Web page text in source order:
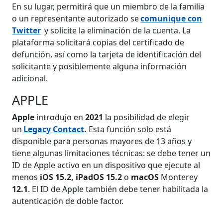
En su lugar, permitirá que un miembro de la familia
o un representante autorizado secomunique con
Twitter y solicite la eliminación de la cuenta. La
plataforma solicitará copias del certificado de
defunción, así como la tarjeta de identificación del
solicitante y posiblemente alguna información
adicional.
APPLE
Apple introdujo en2021 la posibilidad de elegir
un Legacy Contact. Esta función solo está
disponible para personas mayores de 13 años y
tiene algunas limitaciones técnicas: se debe tener un
ID de Apple activo en un dispositivo que ejecute al
menos iOS 15.2, iPadOS 15.2 o macOS Monterey
12.1. El ID de Apple también debe tener habilitada la
autenticación de doble factor.